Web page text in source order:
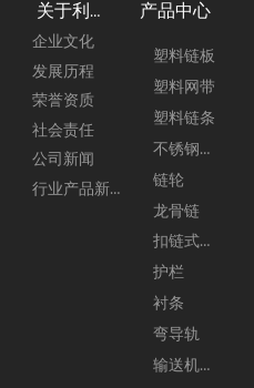
塑料链板
塑料网带
塑料链条
不锈钢链板
链轮
龙骨链
扣链式链板
护栏
衬条
弯导轨
输送机配件
关于利来 产品中心
企业文化
发展历程
荣誉资质
社会责任
公司新闻
行业产品新闻